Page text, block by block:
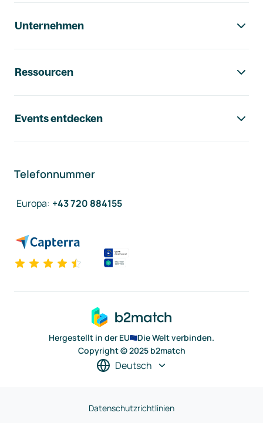
Unternehmen
Ressourcen
Events entdecken
Telefonnummer
Europa: +43 720 884155
Hergestellt in der EU
Die Welt verbinden.
Copyright © 2025 b2match
Deutsch
Datenschutzrichtlinien